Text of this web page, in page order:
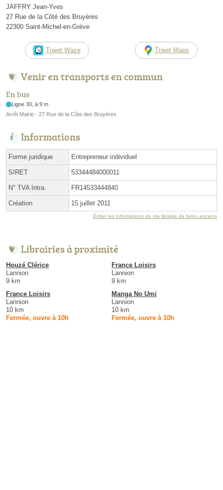
JAFFRY Jean-Yves
27 Rue de la Côté des Bruyères
22300 Saint-Michel-en-Grève
Trajet Waze Trajet Maps
Venir en transports en commun
En bus
Ligne 30, à 9 m
Arrêt Mairie - 27 Rue de la Côte des Bruyères
Informations
Forme juridique Entrepreneur individuel
SIRET 53344484000011
N° TVA Intra. FR14533444840
Création 15 juillet 2011
Éditer les informations de ma librairie de livres anciens
Librairies à proximité
Houzé Clérice
Lannion
9 km
France Loisirs
Lannion
9 km
France Loisirs
Lannion
10 km
Fermée, ouvre à 10h
Manga No Umi
Lannion
10 km
Fermée, ouvre à 10h